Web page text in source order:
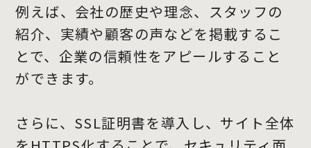
例えば、会社の歴史や理念、スタッフの
紹介、実績や顧客の声などを掲載するこ
とで、企業の信頼性をアピールすること
ができます。
さらに、SSL証明書を導入し、サイト全体